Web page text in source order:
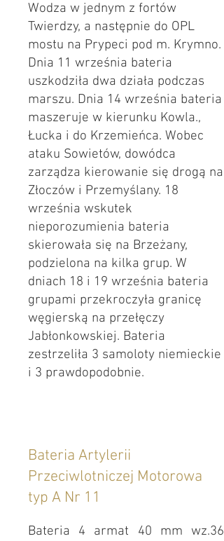
Wodza w jednym z fortów
Twierdzy, a następnie do OPL
mostu na Prypeci pod m. Krymno.
Dnia 11 września bateria
uszkodziła dwa działa podczas
marszu. Dnia 14 września bateria
maszeruje w kierunku Kowla.,
Łucka i do Krzemieńca. Wobec
ataku Sowietów, dowódca
zarządza kierowanie się drogą na
Złoczów i Przemyślany. 18
września wskutek
nieporozumienia bateria
skierowała się na Brzeżany,
podzielona na kilka grup. W
dniach 18 i 19 września bateria
grupami przekroczyła granicę
węgierską na przełęczy
Jabłonkowskiej. Bateria
zestrzeliła 3 samoloty niemieckie
i 3 prawdopodobnie.
Bateria Artylerii
Przeciwlotniczej Motorowa
typ A Nr 11
Bateria 4 armat 40 mm wz.36